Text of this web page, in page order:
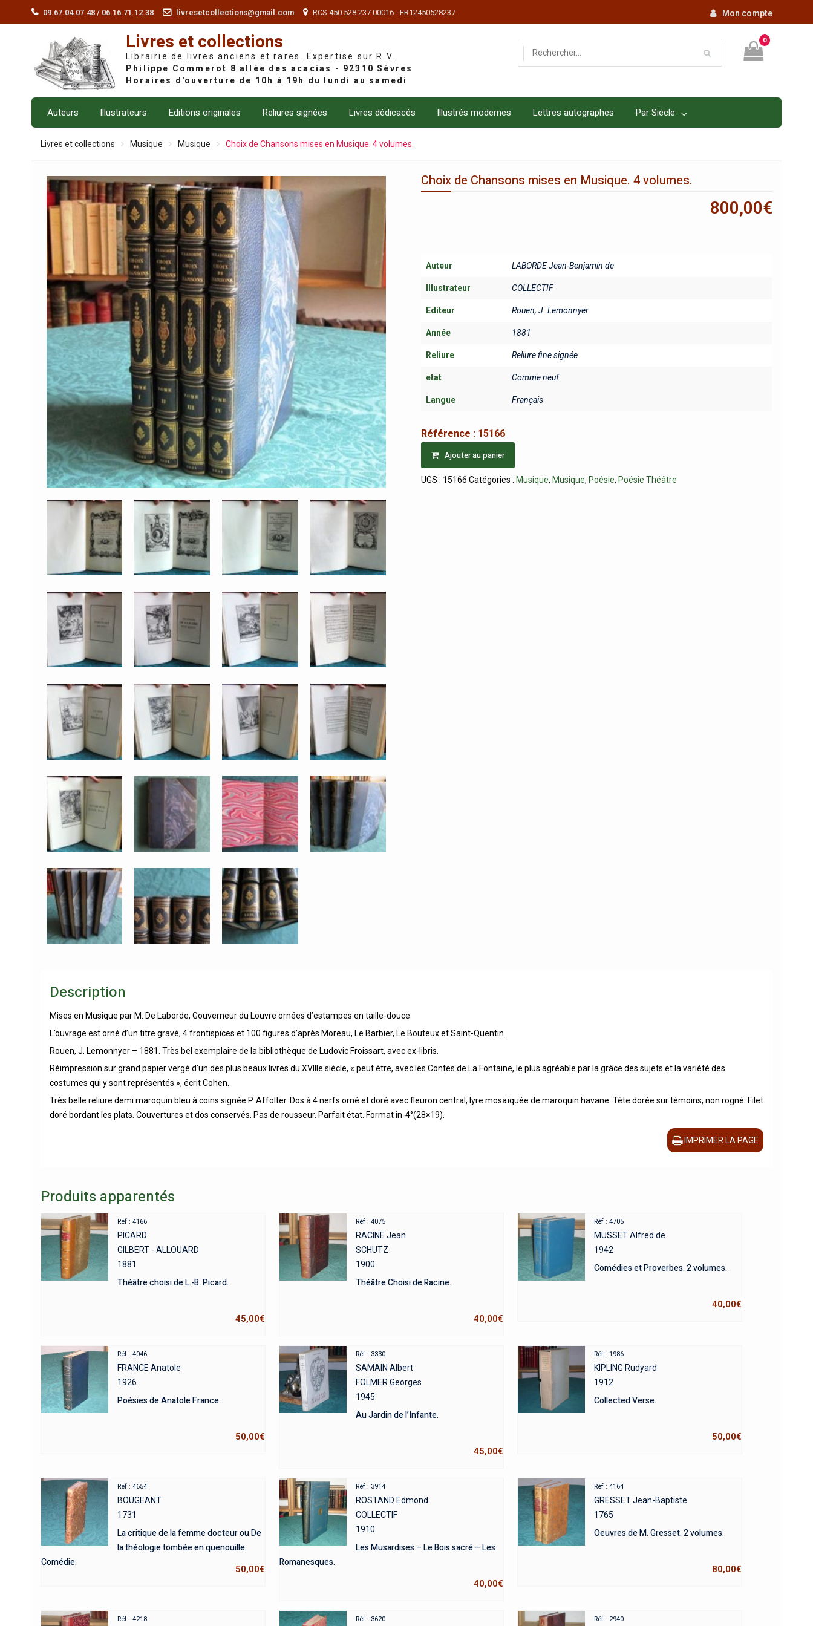
09.67.04.07.48 / 06.16.71.12.38 livresetcollections@gmail.com RCS 450 528 237 00016 - FR12450528237 Mon compte
Livres et collections
Librairie de livres anciens et rares. Expertise sur R.V.
0
Auteurs Illustrateurs Editions originales Reliures signées Livres dédicacés Illustrés modernes Lettres autographes Par Siècle
Livres et collections Musique Musique Choix de Chansons mises en Musique. 4 volumes.
Choix de Chansons mises en Musique. 4 volumes.
800,00€
Auteur LABORDE Jean-Benjamin de
Illustrateur COLLECTIF
Editeur Rouen, J. Lemonnyer
Année 1881
Reliure Reliure fine signée
etat Comme neuf
Langue Français
Référence : 15166
Ajouter au panier
UGS : 15166 Catégories : Musique, Musique, Poésie, Poésie Théâtre
Description
Mises en Musique par M. De Laborde, Gouverneur du Louvre ornées d’estampes en taille-douce.
L’ouvrage est orné d’un titre gravé, 4 frontispices et 100 figures d’après Moreau, Le Barbier, Le Bouteux et Saint-Quentin.
Rouen, J. Lemonnyer – 1881. Très bel exemplaire de la bibliothèque de Ludovic Froissart, avec ex-libris.
Réimpression sur grand papier vergé d’un des plus beaux livres du XVIIIe siècle, « peut être, avec les Contes de La Fontaine, le plus agréable par la grâce des sujets et la variété des
costumes qui y sont représentés », écrit Cohen.
Très belle reliure demi maroquin bleu à coins signée P. Affolter. Dos à 4 nerfs orné et doré avec fleuron central, lyre mosaïquée de maroquin havane. Tête dorée sur témoins, non rogné. Filet
doré bordant les plats. Couvertures et dos conservés. Pas de rousseur. Parfait état. Format in-4°(28×19).
IMPRIMER LA PAGE
Produits apparentés
Réf : 4166
PICARD
GILBERT - ALLOUARD
1881
Théâtre choisi de L.-B. Picard.
45,00€
Réf : 4075
RACINE Jean
SCHUTZ
1900
Théâtre Choisi de Racine.
40,00€
Réf : 4705
MUSSET Alfred de
1942
Comédies et Proverbes. 2 volumes.
40,00€
Réf : 4046
FRANCE Anatole
1926
Poésies de Anatole France.
50,00€
Réf : 3330
SAMAIN Albert
FOLMER Georges
1945
Au Jardin de l’Infante.
45,00€
Réf : 1986
KIPLING Rudyard
1912
Collected Verse.
50,00€
Réf : 4654
BOUGEANT
1731
La critique de la femme docteur ou De
la théologie tombée en quenouille.
Comédie.
50,00€
Réf : 3914
ROSTAND Edmond
COLLECTIF
1910
Les Musardises – Le Bois sacré – Les
Romanesques.
40,00€
Réf : 4164
GRESSET Jean-Baptiste
1765
Oeuvres de M. Gresset. 2 volumes.
80,00€
Réf : 4218 Réf : 3620 Réf : 2940